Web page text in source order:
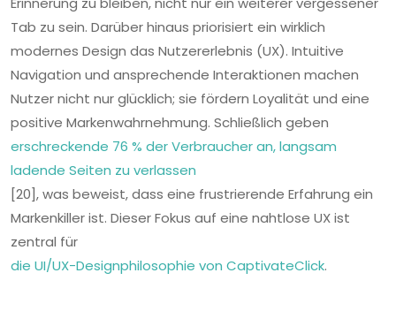
Tab zu sein. Darüber hinaus priorisiert ein wirklich
modernes Design das Nutzererlebnis (UX). Intuitive
Navigation und ansprechende Interaktionen machen
Nutzer nicht nur glücklich; sie fördern Loyalität und eine
positive Markenwahrnehmung. Schließlich geben
erschreckende 76 % der Verbraucher an, langsam
ladende Seiten zu verlassen
[20], was beweist, dass eine frustrierende Erfahrung ein
Markenkiller ist. Dieser Fokus auf eine nahtlose UX ist
zentral für
die UI/UX-Designphilosophie von CaptivateClick.